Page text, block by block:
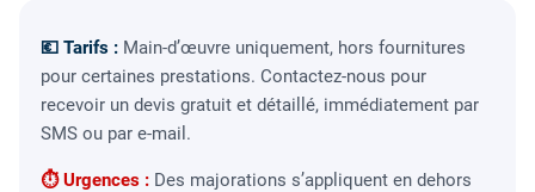
💶 Tarifs : Main-d’œuvre uniquement, hors fournitures
pour certaines prestations. Contactez-nous pour
recevoir un devis gratuit et détaillé, immédiatement par
SMS ou par e-mail.
⏱ Urgences : Des majorations s’appliquent en dehors